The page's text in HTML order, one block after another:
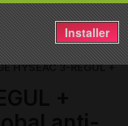
HYSEAC 3-REGUL
Installer